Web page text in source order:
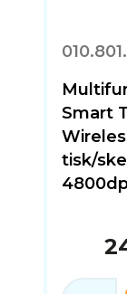
Smart
tisk/